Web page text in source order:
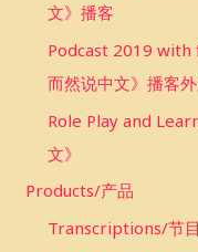
文》播客
Podcast 2019
而然说中文》播客
Role Play and
文》
Products/产品
Transcriptions/节